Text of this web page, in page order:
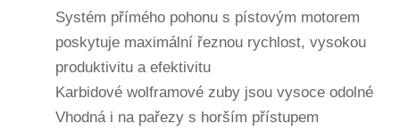
Systém přímého pohonu s pístovým motorem
poskytuje maximální řeznou rychlost, vysokou
produktivitu a efektivitu
Karbidové wolframové zuby jsou vysoce odolné
Vhodná i na pařezy s horším přístupem